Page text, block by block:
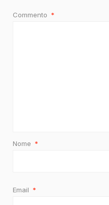
Commento *
Nome *
Email *